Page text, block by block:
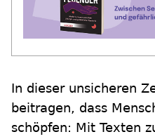
In dieser unsicheren
beitragen, dass
schöpfen: Mit Texten